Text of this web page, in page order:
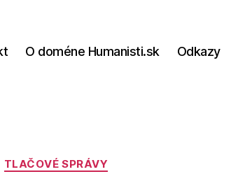
O doméne Humanisti.sk Odkazy
Kategórie
TLAČOVÉ SPRÁVY